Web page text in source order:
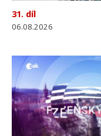
31. díl
06.08.2026